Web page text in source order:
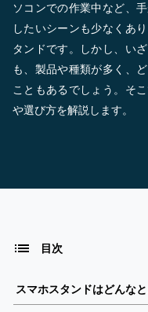
ソコンでの作業中など、
したいシーンも少なくあ
タンドです。しかし、い
も、製品や種類が多く、
こともあるでしょう。そ
や選び方を解説します。
目次
スマホスタンドはどんな